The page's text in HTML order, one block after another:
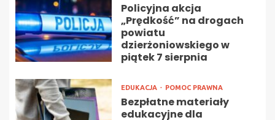
Policyjna akcja
„Prędkość” na drogach
powiatu
dzierżoniowskiego w
piątek 7 sierpnia
EDUKACJA POMOC PRAWNA
Bezpłatne materiały
edukacyjne dla